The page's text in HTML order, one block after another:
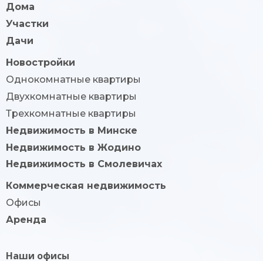
Дома
Участки
Дачи
Новостройки
Однокомнатные квартиры
Двухкомнатные квартиры
Трехкомнатные квартиры
Недвижимость в Минске
Недвижимость в Жодино
Недвижимость в Смолевичах
Коммерческая недвижимость
Офисы
Аренда
Наши офисы